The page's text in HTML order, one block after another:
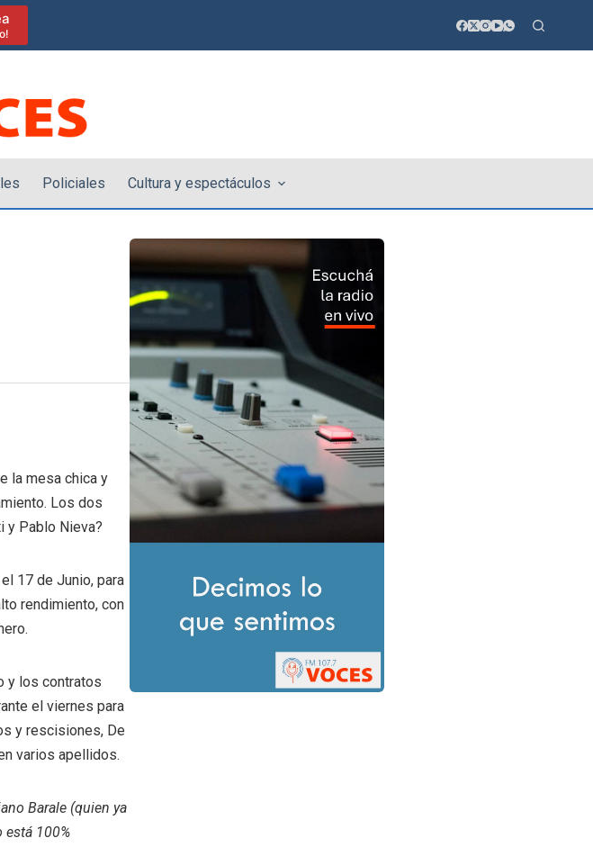
Policiales Cultura y espectáculos
la mesa chica y
Los dos
y Pablo Nieva?
17 de Junio, para
rendimiento, con
y los contratos
el viernes para
y rescisiones, De
varios apellidos.
Barale (quien ya
está 100%